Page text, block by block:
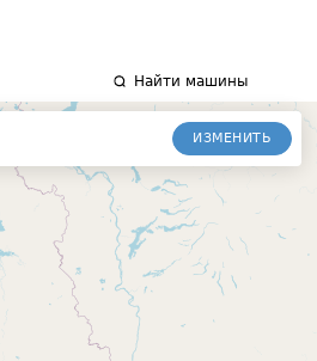
Найти машины
ИЗМЕНИТЬ